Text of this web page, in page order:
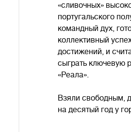
«сливочных»
португальского
командный дух,
коллективный
достижений, и
сыграть ключевую
«Реала».
Взяли свободным,
на десятый год у